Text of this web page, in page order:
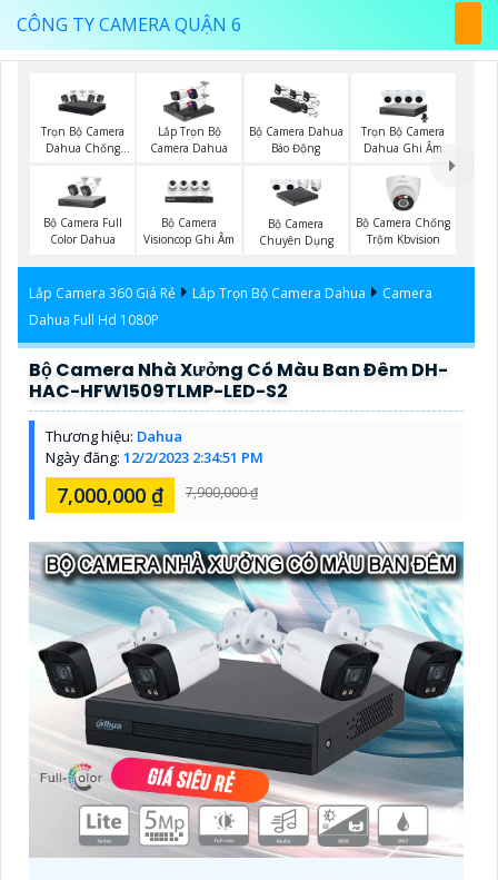
CÔNG TY CAMERA QUẬN 6
Trọn Bộ Camera
Dahua Chống
Lắp Trọn Bộ
Camera Dahua
Bộ Camera Dahua
Báo Động
Trọn Bộ Camera
Dahua Ghi Âm
Bộ Camera Full
Color Dahua
Bộ Camera
Visioncop Ghi Âm
Bộ Camera
Chuyên Dụng
Bộ Camera Chống
Trộm Kbvision
Lắp Camera 360 Giá Rẻ Lắp Trọn Bộ Camera Dahua
Camera
Dahua Full Hd 1080P
Bộ Camera Nhà Xưởng Có Màu Ban Đêm DH-
HAC-HFW1509TLMP-LED-S2
Thương hiệu: Dahua
Ngày đăng: 12/2/2023 2:34:51 PM
7,000,000 ₫ 7,900,000 ₫